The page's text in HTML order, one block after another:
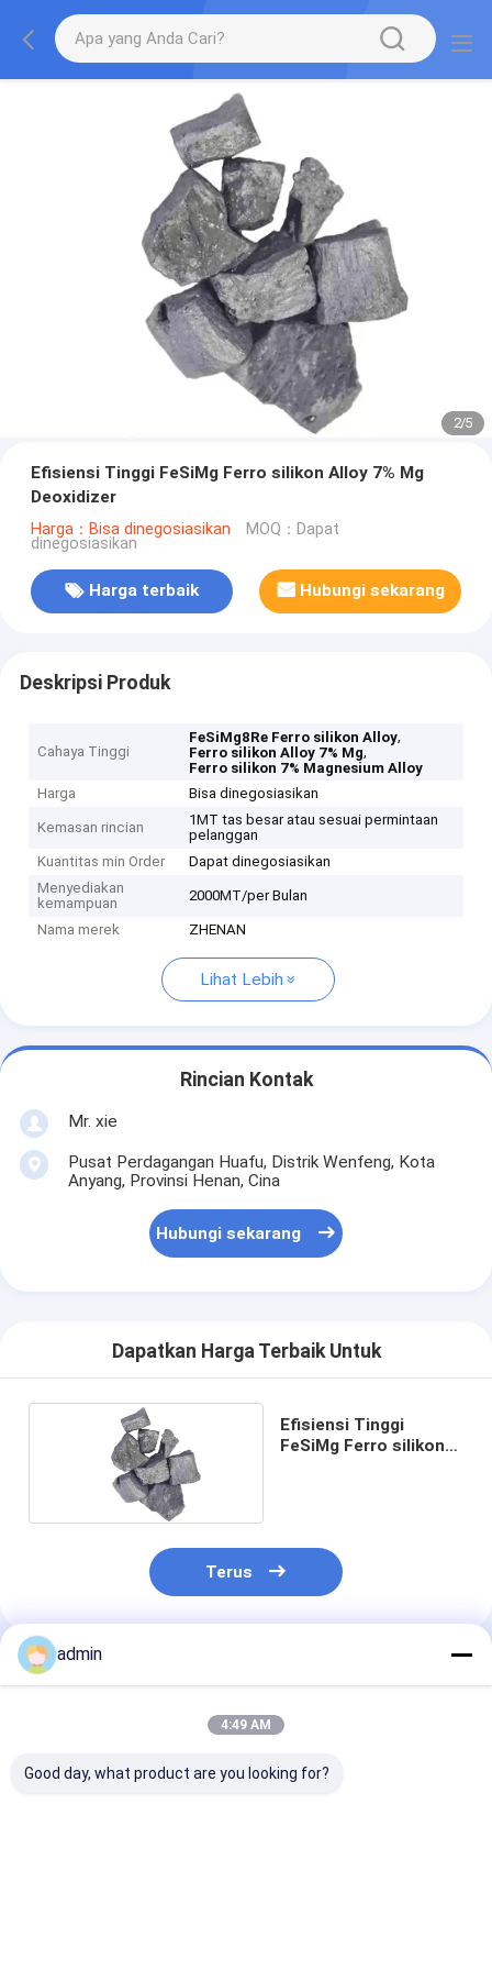
2/5
Efisiensi Tinggi FeSiMg Ferro silikon Alloy 7% Mg
Deoxidizer
Harga：Bisa dinegosiasikan MOQ：Dapat
dinegosiasikan
Harga terbaik Hubungi sekarang
Deskripsi Produk
Cahaya Tinggi
FeSiMg8Re Ferro silikon Alloy,
Ferro silikon Alloy 7% Mg,
Ferro silikon 7% Magnesium Alloy
Harga
Bisa dinegosiasikan
Kemasan rincian
1MT tas besar atau sesuai permintaan
pelanggan
Kuantitas min Order
Dapat dinegosiasikan
Menyediakan
kemampuan
2000MT/per Bulan
Nama merek ZHENAN
Lihat Lebih
Rincian Kontak
Mr. xie
Pusat Perdagangan Huafu, Distrik Wenfeng, Kota
Anyang, Provinsi Henan, Cina
Hubungi sekarang
Dapatkan Harga Terbaik Untuk
Efisiensi Tinggi
FeSiMg Ferro silikon
Terus
Rekomendasi Produk
admin
4:49 AM
Good day, what product are you looking for?